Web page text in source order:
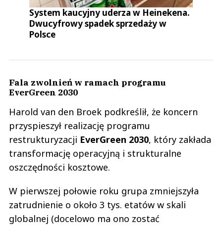
System kaucyjny uderza w Heinekena.
Dwucyfrowy spadek sprzedaży w
Polsce
Fala zwolnień w ramach programu
EverGreen 2030
Harold van den Broek podkreślił, że koncern
przyspieszył realizację programu
restrukturyzacji EverGreen 2030, który zakłada
transformację operacyjną i strukturalne
oszczędności kosztowe.
W pierwszej połowie roku grupa zmniejszyła
zatrudnienie o około 3 tys. etatów w skali
globalnej (docelowo ma ono zostać